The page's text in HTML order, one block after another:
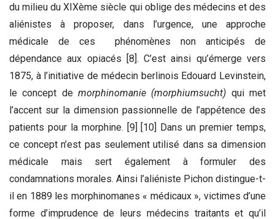
du milieu du XIXème siècle qui oblige des médecins et des
aliénistes à proposer, dans l’urgence, une approche
médicale de ces phénomènes non anticipés de
dépendance aux opiacés [8]. C’est ainsi qu’émerge vers
1875, à l’initiative de médecin berlinois Edouard Levinstein,
le concept de morphinomanie (morphiumsucht) qui met
l’accent sur la dimension passionnelle de l’appétence des
patients pour la morphine. [9] [10] Dans un premier temps,
ce concept n’est pas seulement utilisé dans sa dimension
médicale mais sert également à formuler des
condamnations morales. Ainsi l’aliéniste Pichon distingue-t-
il en 1889 les morphinomanes « médicaux », victimes d’une
forme d’imprudence de leurs médecins traitants et qu’il